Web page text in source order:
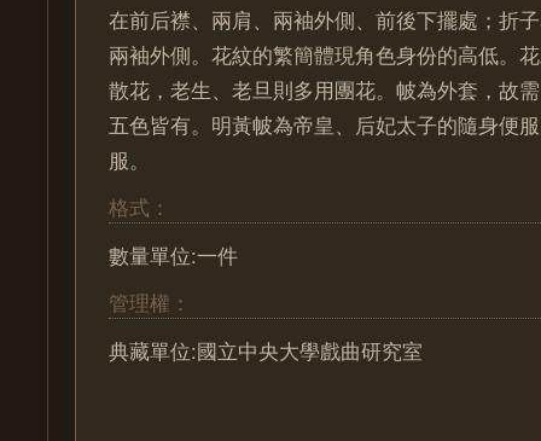
在前后襟、兩肩、兩袖外側、前後下擺處；折
兩袖外側。花紋的繁簡體現角色身份的高低。
散花，老生、老旦則多用團花。帔為外套，故
五色皆有。明黃帔為帝皇、后妃太子的隨身便
服。
格式：
數量單位:一件
管理權：
典藏單位:國立中央大學戲曲研究室